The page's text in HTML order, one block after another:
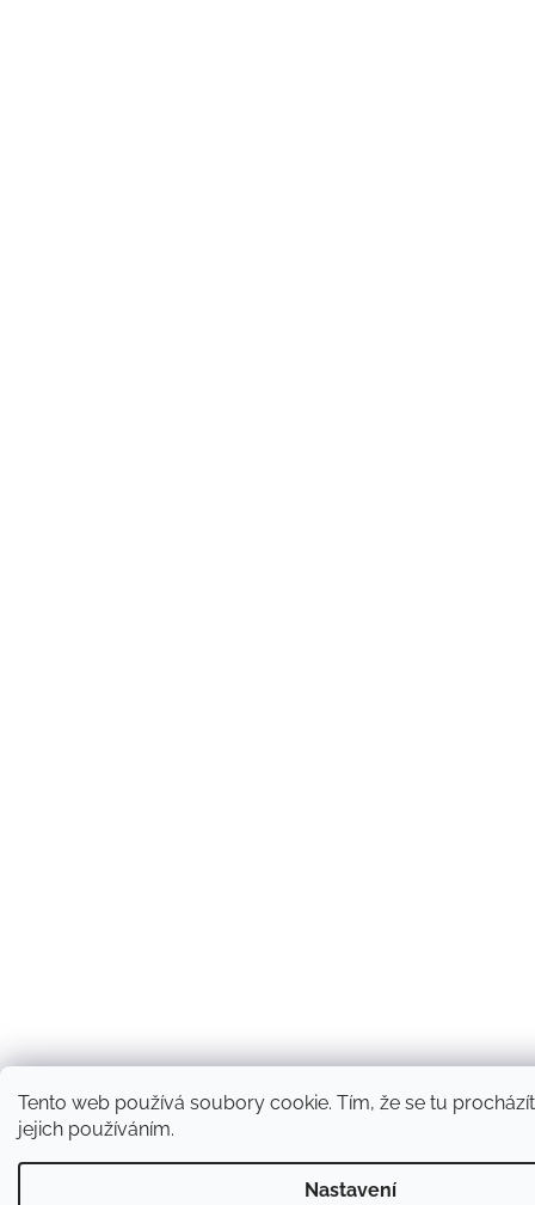
Tento web používá soubory cookie. Tím, že se tu
jejich používáním.
Nastavení